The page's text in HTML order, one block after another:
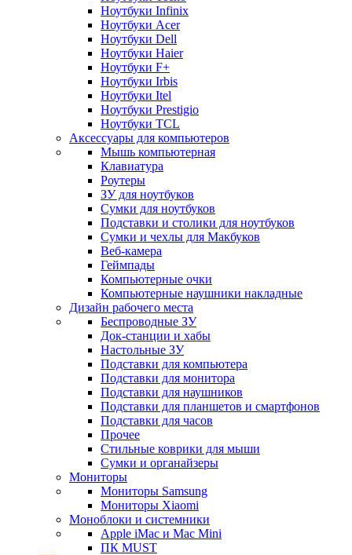
Ноутбуки Infinix
Ноутбуки Acer
Ноутбуки Dell
Ноутбуки Haier
Ноутбуки F+
Ноутбуки Irbis
Ноутбуки Itel
Ноутбуки Prestigio
Ноутбуки TCL
Аксессуары для компьютеров
Мышь компьютерная
Клавиатура
Роутеры
ЗУ для ноутбуков
Сумки для ноутбуков
Подставки и столики для ноутбуков
Сумки и чехлы для Макбуков
Веб-камера
Геймпады
Компьютерные очки
Компьютерные наушники накладные
Дизайн рабочего места
Беспроводные ЗУ
Док-станции и хабы
Настольные ЗУ
Подставки для компьютера
Подставки для монитора
Подставки для наушников
Подставки для планшетов и смартфонов
Подставки для часов
Прочее
Стильные коврики для мыши
Сумки и органайзеры
Мониторы
Мониторы Samsung
Мониторы Xiaomi
Моноблоки и системники
Apple iMac и Mac Mini
ПК MUST